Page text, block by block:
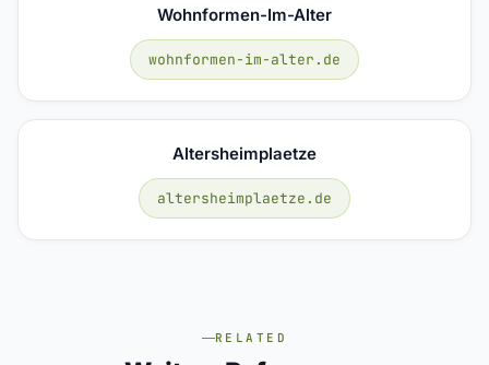
Wohnformen-Im-Alter
wohnformen-im-alter.de
Altersheimplaetze
altersheimplaetze.de
RELATED